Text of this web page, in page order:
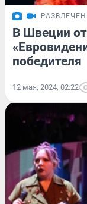
В Швеции
победителя
12 мая, 2024, 02:22